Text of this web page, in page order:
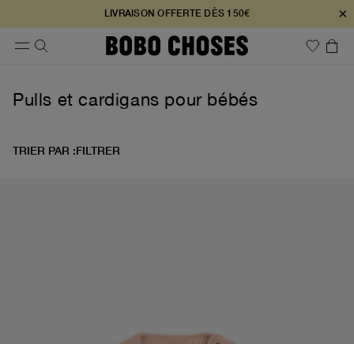
LIVRAISON OFFERTE DÈS 150€ ×
Pulls et cardigans pour bébés
TRIER PAR :FILTRER